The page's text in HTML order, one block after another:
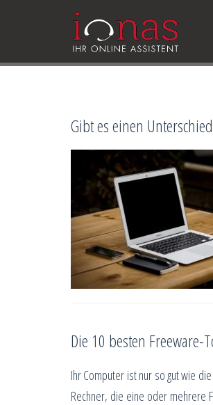
Gibt es einen
Die 10 besten
Ihr Computer ist nur so gut wie
Rechner, die eine oder mehrere